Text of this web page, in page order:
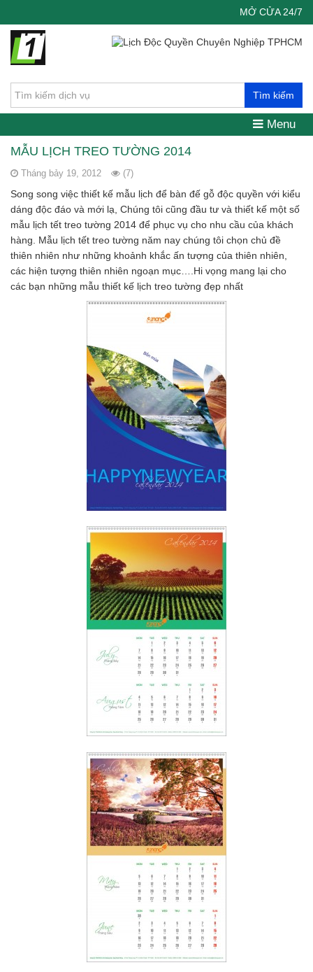
MỞ CỬA 24/7
Tìm kiếm
Menu
MẪU LỊCH TREO TƯỜNG 2014
Tháng bảy 19, 2012 (7)
Song song việc thiết kế mẫu lịch để bàn đế gỗ độc quyền với kiểu
dáng độc đáo và mới lạ, Chúng tôi cũng đầu tư và thiết kế một số
mẫu lịch tết treo tường 2014 để phục vụ cho nhu cầu của khách
hàng. Mẫu lịch tết treo tường năm nay chúng tôi chọn chủ đề
thiên nhiên như những khoảnh khắc ấn tượng của thiên nhiên,
các hiện tượng thiên nhiên ngoạn mục….Hi vọng mang lại cho
các bạn những mẫu thiết kế lịch treo tường đẹp nhất